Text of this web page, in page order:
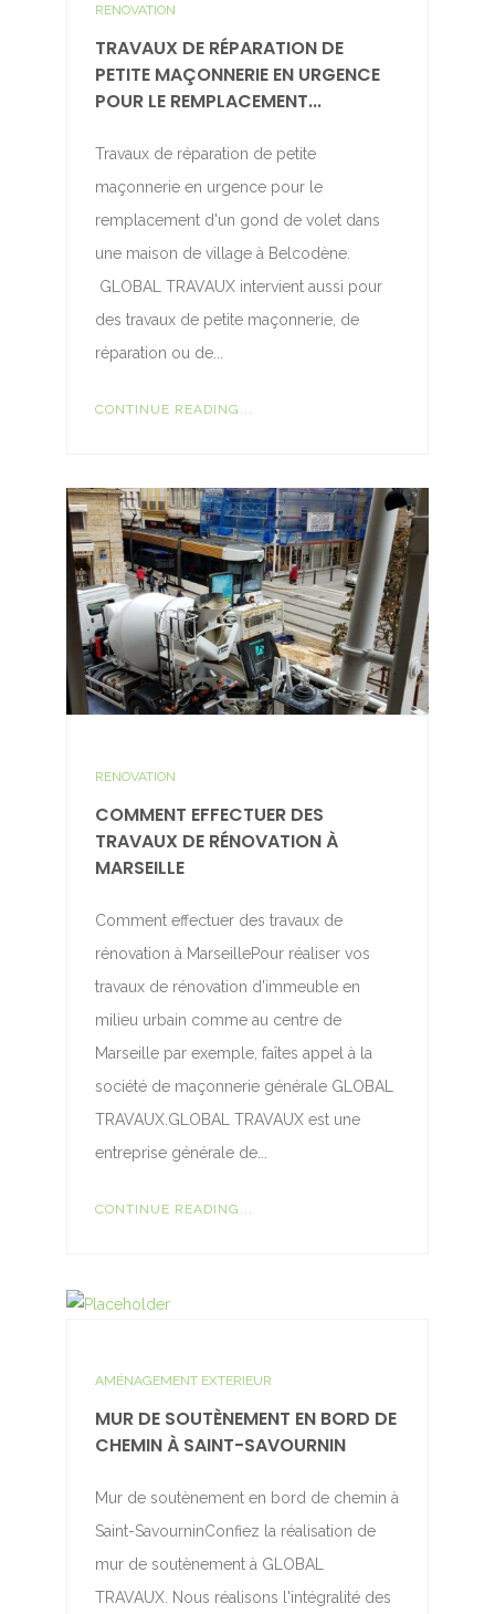
RENOVATION
TRAVAUX DE RÉPARATION DE
PETITE MAÇONNERIE EN URGENCE
POUR LE REMPLACEMENT...
Travaux de réparation de petite
maçonnerie en urgence pour le
remplacement d'un gond de volet dans
une maison de village à Belcodène.
GLOBAL TRAVAUX intervient aussi pour
des travaux de petite maçonnerie, de
réparation ou de...
CONTINUE READING...
RENOVATION
COMMENT EFFECTUER DES
TRAVAUX DE RÉNOVATION À
MARSEILLE
Comment effectuer des travaux de
rénovation à MarseillePour réaliser vos
travaux de rénovation d'immeuble en
milieu urbain comme au centre de
Marseille par exemple, faîtes appel à la
société de maçonnerie générale GLOBAL
TRAVAUX.GLOBAL TRAVAUX est une
entreprise générale de...
CONTINUE READING...
AMÉNAGEMENT EXTERIEUR
MUR DE SOUTÈNEMENT EN BORD DE
CHEMIN À SAINT-SAVOURNIN
Mur de soutènement en bord de chemin à
Saint-SavourninConfiez la réalisation de
mur de soutènement à GLOBAL
TRAVAUX. Nous réalisons l'intégralité des